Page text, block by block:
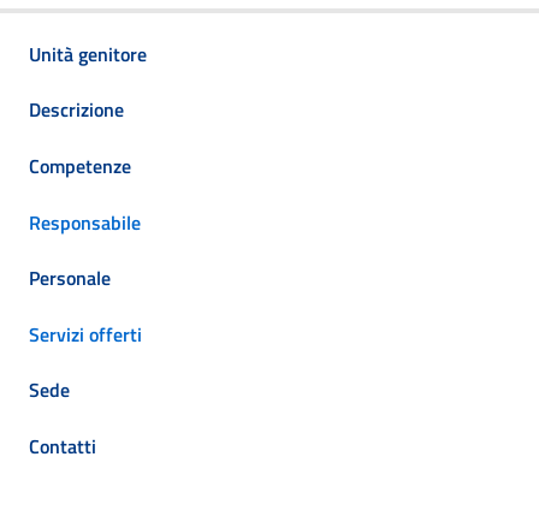
Unità genitore
Descrizione
Competenze
Responsabile
Personale
Servizi offerti
Sede
Contatti